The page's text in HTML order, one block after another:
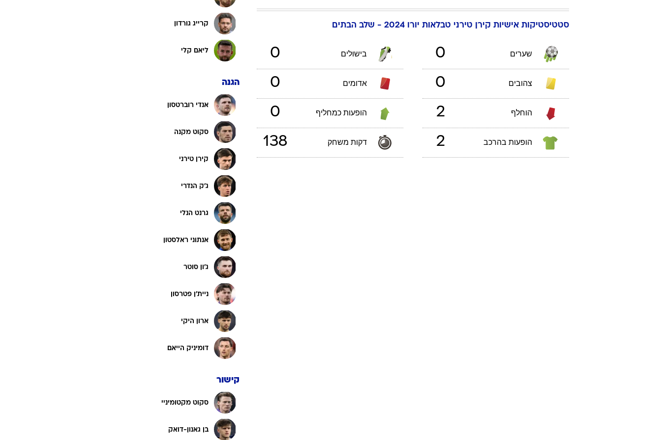
ענפים נוספים
לוח שידורים
החידה של ספורט1
ארכיון מדורים מחוץ לקווים
ספורט בחקירה
מונדיאל 2014
יורו 2012
גולף
תקצירים
סטטיסטיקות אישיות קירן טירני טבלאות יורו 2024 - שלב הבתים
שערים 0 בישולים 0
צהובים 0 אדומים 0
הוחלף 2 הופעות כמחליף 0
הופעות בהרכב 2 דקות משחק 138
קרייג גורדון
ליאם קלי
הגנה
אנדי רוברטסון
סקוט מקנה
קירן טירני
ג'ק הנדרי
גרנט הנלי
אנתוני ראלסטון
ג'ון סוטר
ניית'ן פטרסון
ארון היקי
דומיניק הייאם
קישור
סקוט מקטומיניי
בן גאנון-דואק